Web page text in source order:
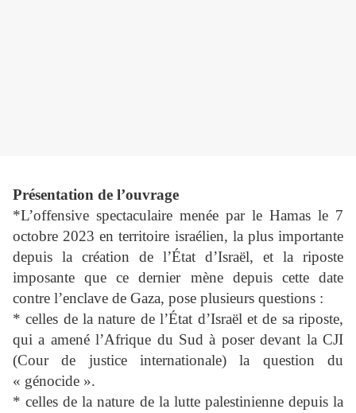
Présentation de l’ouvrage
*L’offensive spectaculaire menée par le Hamas le 7
octobre 2023 en territoire israélien, la plus importante
depuis la création de l’État d’Israël, et la riposte
imposante que ce dernier mène depuis cette date
contre l’enclave de Gaza, pose plusieurs questions :
* celles de la nature de l’État d’Israël et de sa riposte,
qui a amené l’Afrique du Sud à poser devant la CJI
(Cour de justice internationale) la question du
« génocide ».
* celles de la nature de la lutte palestinienne depuis la